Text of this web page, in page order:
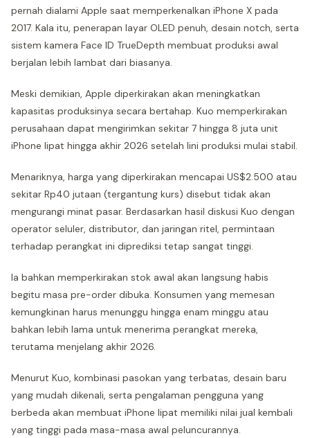
pernah dialami Apple saat memperkenalkan iPhone X pada
2017. Kala itu, penerapan layar OLED penuh, desain notch, serta
sistem kamera Face ID TrueDepth membuat produksi awal
berjalan lebih lambat dari biasanya.
Meski demikian, Apple diperkirakan akan meningkatkan
kapasitas produksinya secara bertahap. Kuo memperkirakan
perusahaan dapat mengirimkan sekitar 7 hingga 8 juta unit
iPhone lipat hingga akhir 2026 setelah lini produksi mulai stabil.
Menariknya, harga yang diperkirakan mencapai US$2.500 atau
sekitar Rp40 jutaan (tergantung kurs) disebut tidak akan
mengurangi minat pasar. Berdasarkan hasil diskusi Kuo dengan
operator seluler, distributor, dan jaringan ritel, permintaan
terhadap perangkat ini diprediksi tetap sangat tinggi.
Ia bahkan memperkirakan stok awal akan langsung habis
begitu masa pre-order dibuka. Konsumen yang memesan
kemungkinan harus menunggu hingga enam minggu atau
bahkan lebih lama untuk menerima perangkat mereka,
terutama menjelang akhir 2026.
Menurut Kuo, kombinasi pasokan yang terbatas, desain baru
yang mudah dikenali, serta pengalaman pengguna yang
berbeda akan membuat iPhone lipat memiliki nilai jual kembali
yang tinggi pada masa-masa awal peluncurannya.